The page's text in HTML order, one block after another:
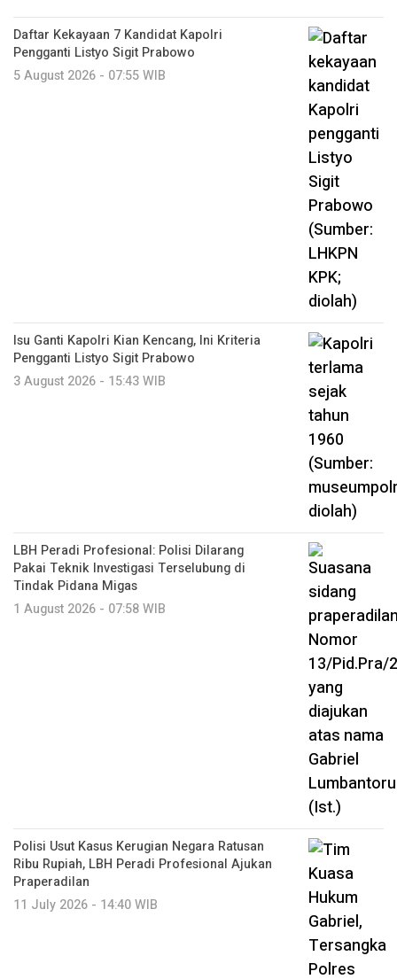
Daftar Kekayaan 7 Kandidat Kapolri
Pengganti Listyo Sigit Prabowo
5 August 2026 - 07:55 WIB
Isu Ganti Kapolri Kian Kencang, Ini Kriteria
Pengganti Listyo Sigit Prabowo
3 August 2026 - 15:43 WIB
LBH Peradi Profesional: Polisi Dilarang
Pakai Teknik Investigasi Terselubung di
Tindak Pidana Migas
1 August 2026 - 07:58 WIB
Polisi Usut Kasus Kerugian Negara Ratusan
Ribu Rupiah, LBH Peradi Profesional Ajukan
Praperadilan
11 July 2026 - 14:40 WIB